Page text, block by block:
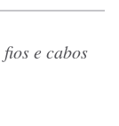
e cabos